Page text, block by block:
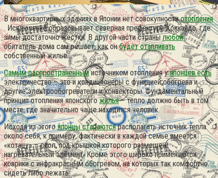
В многоквартирных зданиях в Японии нет совокупностиотопления
. Исключение образовывает северная префектура Хоккайдо, где
зимы достаточно жёстки. В другой части странылюбой
обитатель дома сам решает, как онбудет отапливать
собственный жилье.
Самым распространеннымисточником отопления уяпонцев есть
электричество – это и кондиционеры с функцией обогрева и
другие электрообогреватели и конвекторы. Фундаментальный
принцип отопления японскогожилья– тепло должно быть в том
месте, где значительно чаще находится человек.
Исходя из этогояпонцы стараютсярасполагать источник тепла
около себя, к примеру, фактически в каждой семье имеется
«котацу» – стол, под крышкой которого размещен
нагревательный элемент. Кроме этого широко применяются
коврики с инфракрасным обогревом, на которых так комфортно
сидеть либо лежать.